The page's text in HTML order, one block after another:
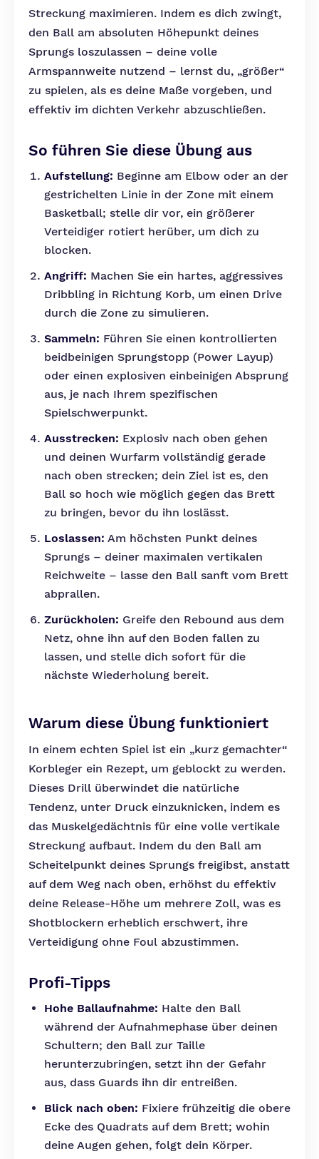
Streckung maximieren. Indem es dich zwingt,
den Ball am absoluten Höhepunkt deines
Sprungs loszulassen – deine volle
Armspannweite nutzend – lernst du, „größer“
zu spielen, als es deine Maße vorgeben, und
effektiv im dichten Verkehr abzuschließen.
So führen Sie diese Übung aus
Aufstellung: Beginne am Elbow oder an der
gestrichelten Linie in der Zone mit einem
Basketball; stelle dir vor, ein größerer
Verteidiger rotiert herüber, um dich zu
blocken.
Angriff: Machen Sie ein hartes, aggressives
Dribbling in Richtung Korb, um einen Drive
durch die Zone zu simulieren.
Sammeln: Führen Sie einen kontrollierten
beidbeinigen Sprungstopp (Power Layup)
oder einen explosiven einbeinigen Absprung
aus, je nach Ihrem spezifischen
Spielschwerpunkt.
Ausstrecken: Explosiv nach oben gehen
und deinen Wurfarm vollständig gerade
nach oben strecken; dein Ziel ist es, den
Ball so hoch wie möglich gegen das Brett
zu bringen, bevor du ihn loslässt.
Loslassen: Am höchsten Punkt deines
Sprungs – deiner maximalen vertikalen
Reichweite – lasse den Ball sanft vom Brett
abprallen.
Zurückholen: Greife den Rebound aus dem
Netz, ohne ihn auf den Boden fallen zu
lassen, und stelle dich sofort für die
nächste Wiederholung bereit.
Warum diese Übung funktioniert
In einem echten Spiel ist ein „kurz gemachter“
Korbleger ein Rezept, um geblockt zu werden.
Dieses Drill überwindet die natürliche
Tendenz, unter Druck einzuknicken, indem es
das Muskelgedächtnis für eine volle vertikale
Streckung aufbaut. Indem du den Ball am
Scheitelpunkt deines Sprungs freigibst, anstatt
auf dem Weg nach oben, erhöhst du effektiv
deine Release-Höhe um mehrere Zoll, was es
Shotblockern erheblich erschwert, ihre
Verteidigung ohne Foul abzustimmen.
Profi-Tipps
Hohe Ballaufnahme: Halte den Ball
während der Aufnahmephase über deinen
Schultern; den Ball zur Taille
herunterzubringen, setzt ihn der Gefahr
aus, dass Guards ihn dir entreißen.
Blick nach oben: Fixiere frühzeitig die obere
Ecke des Quadrats auf dem Brett; wohin
deine Augen gehen, folgt dein Körper.